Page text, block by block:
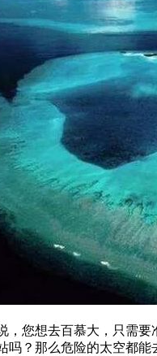
，您想去百慕大，只需
吗？那么危险的太空都